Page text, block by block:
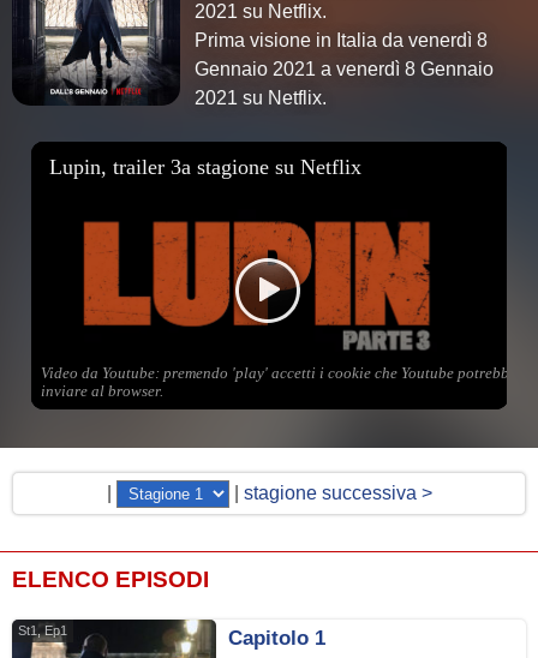
2021 su Netflix.
Prima visione in Italia da venerdì 8
Gennaio 2021 a venerdì 8 Gennaio
2021 su Netflix.
stagione successiva >
ELENCO EPISODI
St1, Ep1 Capitolo 1